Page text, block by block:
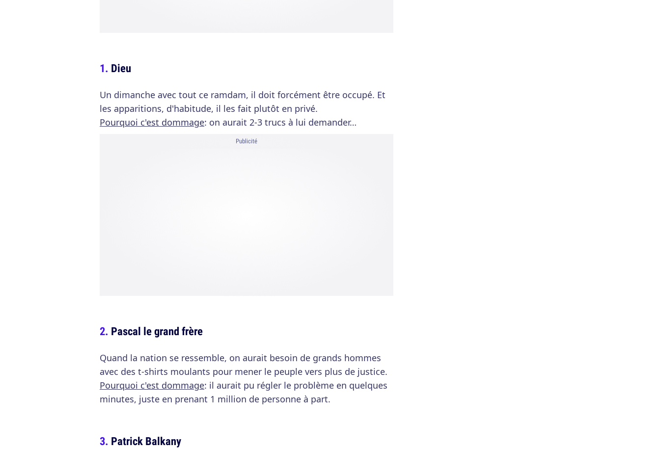
Dieu
Un dimanche avec tout ce ramdam, il doit forcément être occupé. Et
les apparitions, d'habitude, il les fait plutôt en privé.
Pourquoi c'est dommage: on aurait 2-3 trucs à lui demander…
Publicité
Pascal le grand frère
Quand la nation se ressemble, on aurait besoin de grands hommes
avec des t-shirts moulants pour mener le peuple vers plus de justice.
Pourquoi c'est dommage: il aurait pu régler le problème en quelques
minutes, juste en prenant 1 million de personne à part.
Patrick Balkany